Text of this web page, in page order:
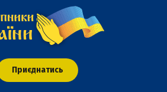
Приєднатись